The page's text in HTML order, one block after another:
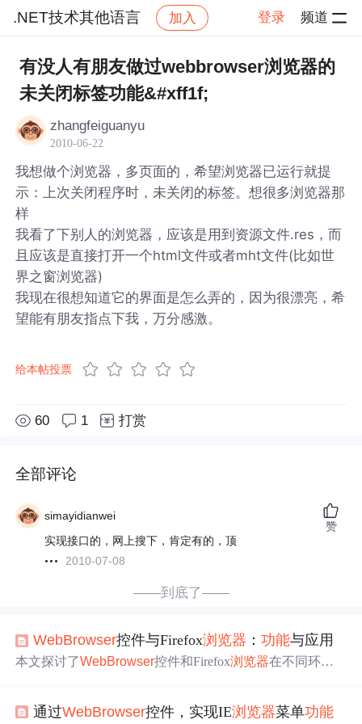
.NET技术其他语言 加入 登录 频道
社区 .NET技术其他语言
有没人有朋友做过webbrowser浏览器的
未关闭标签功能&#xff1f;
zhangfeiguanyu
2010-06-22
我想做个浏览器，多页面的，希望浏览器已运行就提
示：上次关闭程序时，未关闭的标签。想很多浏览器那
样
我看了下别人的浏览器，应该是用到资源文件.res，而
且应该是直接打开一个html文件或者mht文件(比如世
界之窗浏览器)
我现在很想知道它的界面是怎么弄的，因为很漂亮，希
望能有朋友指点下我，万分感激。
给本帖投票
60 1 打赏
全部评论
simayidianwei
实现接口的，网上搜下，肯定有的，顶
2010-07-08
赞
——到底了——
WebBrowser控件与Firefox浏览器 ：功能与应用
本文探讨了WebBrowser控件和Firefox浏览器在不同环境
搜索等功能，具备多进程架构和隐私保护机制，还有快速
通过WebBrowser控件，实现IE浏览器菜单功能